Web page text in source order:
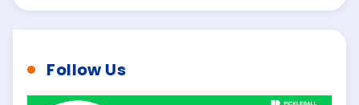
Follow Us